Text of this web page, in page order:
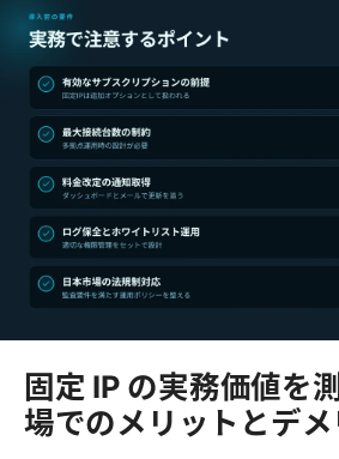
固定 IP の実務価値を
場でのメリットとデメ